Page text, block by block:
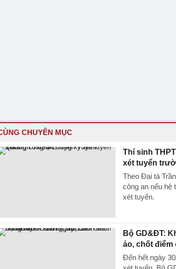
CHUYÊN MỤC
Thí sinh
xét tuyển
Theo Đại tá
công an nếu hệ
xét tuyển.
Bộ GD&ĐT:
ảo, chốt điểm
Đến hết ngày